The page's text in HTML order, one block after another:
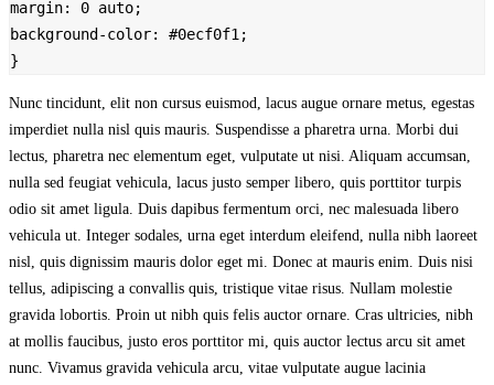
margin: 0 auto;
background-color: #0ecf0f1;
Nunc tincidunt, elit non cursus euismod, lacus augue ornare metus, egestas
imperdiet nulla nisl quis mauris. Suspendisse a pharetra urna. Morbi dui
lectus, pharetra nec elementum eget, vulputate ut nisi. Aliquam accumsan,
nulla sed feugiat vehicula, lacus justo semper libero, quis porttitor turpis
odio sit amet ligula. Duis dapibus fermentum orci, nec malesuada libero
vehicula ut. Integer sodales, urna eget interdum eleifend, nulla nibh laoreet
nisl, quis dignissim mauris dolor eget mi. Donec at mauris enim. Duis nisi
tellus, adipiscing a convallis quis, tristique vitae risus. Nullam molestie
gravida lobortis. Proin ut nibh quis felis auctor ornare. Cras ultricies, nibh
at mollis faucibus, justo eros porttitor mi, quis auctor lectus arcu sit amet
nunc. Vivamus gravida vehicula arcu, vitae vulputate augue lacinia